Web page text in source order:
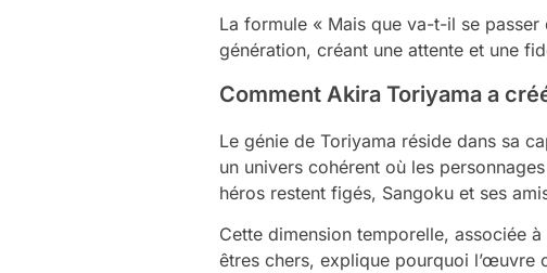
La formule « Mais que va-t-il se
génération, créant une attente et une
Comment Akira Toriyama a
Le génie de Toriyama réside dans sa
un univers cohérent où les
héros restent figés, Sangoku et ses
Cette dimension temporelle, associée
êtres chers, explique pourquoi l’œuvre